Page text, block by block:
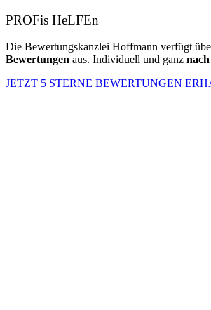
PROFis HeLFEn
Die Bewertungskanzlei Hoffmann verfügt
Bewertungen aus. Individuell und ganz
JETZT 5 STERNE BEWERTUNGEN